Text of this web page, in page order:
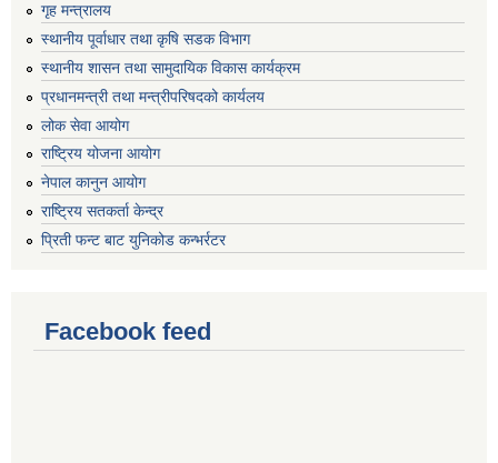
गृह मन्त्रालय
स्थानीय पूर्वाधार तथा कृषि सडक विभाग
स्थानीय शासन तथा सामुदायिक विकास कार्यक्रम
प्रधानमन्त्री तथा मन्त्रीपरिषदको कार्यलय
लोक सेवा आयोग
राष्ट्रिय योजना आयोग
नेपाल कानुन आयोग
राष्ट्रिय सतकर्ता केन्द्र
प्रिती फन्ट बाट युनिकोड कन्भर्रटर
Facebook feed